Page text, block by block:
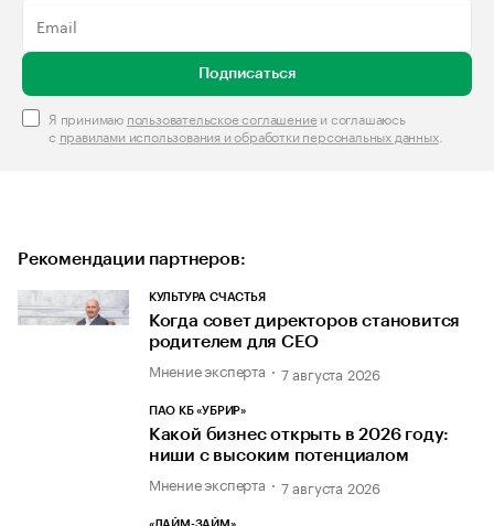
Подписаться
Я принимаю пользовательское соглашениеи соглашаюсь
с правилами использования и обработки персональных данных.
Рекомендации партнеров:
КУЛЬТУРА СЧАСТЬЯ
Когда совет директоров становится
родителем для CEO
Мнение эксперта 7 августа 2026
ПАО КБ «УБРИР»
Какой бизнес открыть в 2026 году:
ниши с высоким потенциалом
Мнение эксперта 7 августа 2026